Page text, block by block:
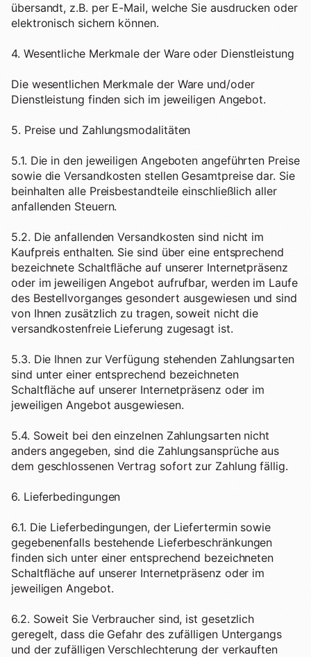
übersandt, z.B. per E-Mail, welche Sie ausdrucken oder
elektronisch sichern können.
4. Wesentliche Merkmale der Ware oder Dienstleistung
Die wesentlichen Merkmale der Ware und/oder
Dienstleistung finden sich im jeweiligen Angebot.
5. Preise und Zahlungsmodalitäten
5.1. Die in den jeweiligen Angeboten angeführten Preise
sowie die Versandkosten stellen Gesamtpreise dar. Sie
beinhalten alle Preisbestandteile einschließlich aller
anfallenden Steuern.
5.2. Die anfallenden Versandkosten sind nicht im
Kaufpreis enthalten. Sie sind über eine entsprechend
bezeichnete Schaltfläche auf unserer Internetpräsenz
oder im jeweiligen Angebot aufrufbar, werden im Laufe
des Bestellvorganges gesondert ausgewiesen und sind
von Ihnen zusätzlich zu tragen, soweit nicht die
versandkostenfreie Lieferung zugesagt ist.
5.3. Die Ihnen zur Verfügung stehenden Zahlungsarten
sind unter einer entsprechend bezeichneten
Schaltfläche auf unserer Internetpräsenz oder im
jeweiligen Angebot ausgewiesen.
5.4. Soweit bei den einzelnen Zahlungsarten nicht
anders angegeben, sind die Zahlungsansprüche aus
dem geschlossenen Vertrag sofort zur Zahlung fällig.
6. Lieferbedingungen
6.1. Die Lieferbedingungen, der Liefertermin sowie
gegebenenfalls bestehende Lieferbeschränkungen
finden sich unter einer entsprechend bezeichneten
Schaltfläche auf unserer Internetpräsenz oder im
jeweiligen Angebot.
6.2. Soweit Sie Verbraucher sind, ist gesetzlich
geregelt, dass die Gefahr des zufälligen Untergangs
und der zufälligen Verschlechterung der verkauften